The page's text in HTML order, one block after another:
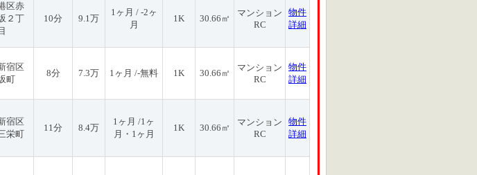
区赤
２丁
10分 9.1万
1ヶ月 / -2ヶ
月
1K 30.66㎡
マンション
RC
物件
詳細
宿区
町
8分 7.3万 1ヶ月 /-無料 1K 30.66㎡
マンション
RC
物件
詳細
宿区
栄町
11分 8.4万
1ヶ月 /1ヶ
月・1ヶ月
1K 30.66㎡
マンション
RC
物件
詳細